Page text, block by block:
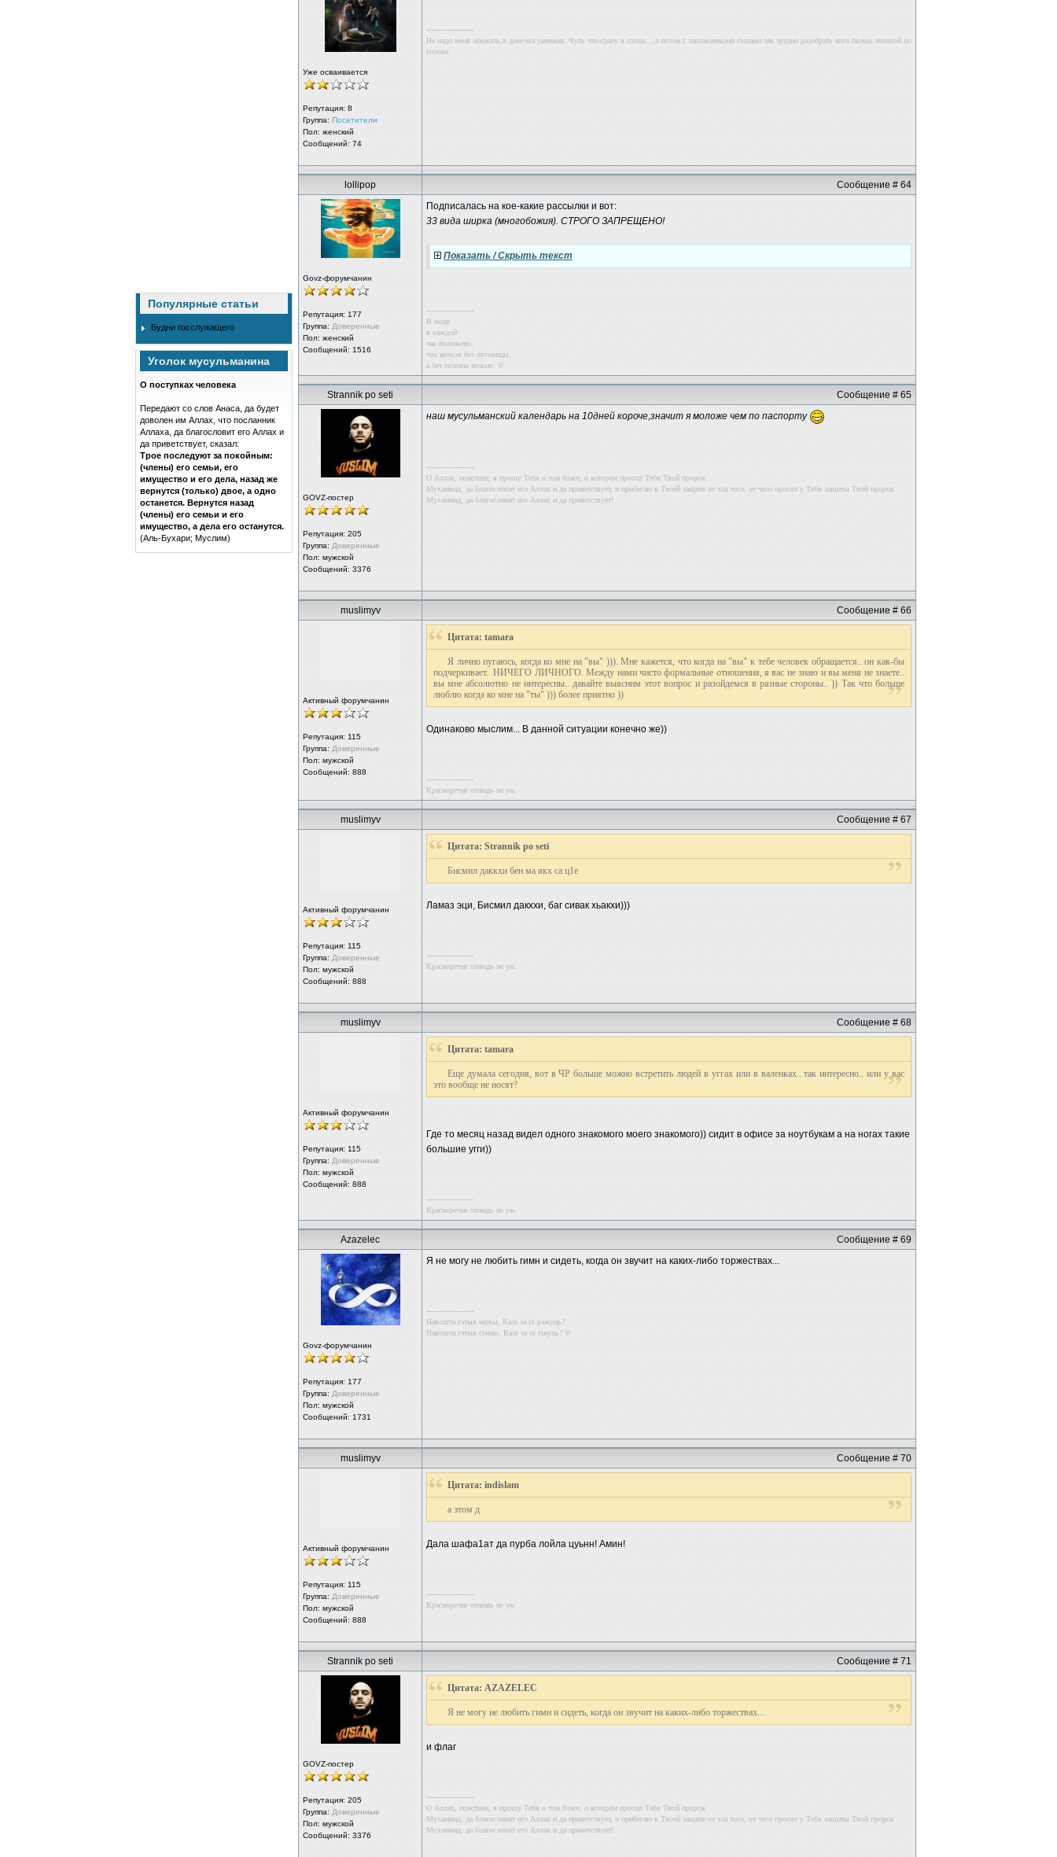
Популярные статьи
Будни госслужащего
Уголок мусульманина
О поступках человека
Передают со слов Анаса, да будет
доволен им Аллах, что посланник
Аллаха, да благословит его Аллах и
да приветствует, сказал:
Трое последуют за покойным:
(члены) его семьи, его
имущество и его дела, назад же
вернутся (только) двое, а одно
останется. Вернутся назад
(члены) его семьи и его
имущество, а дела его останутся.
(Аль-Бухари; Муслим)
Уже осваивается
Репутация: 8
Группа: Посетители
Пол: женский
Сообщений: 74
--------------------
Не надо меня обижать,я девочка ранимая. Чуть что-сразу в слезы...,а потом с заплаканными глазами так трудно разобрать кого бьешь лопатой по
голове.
lollipop Сообщение # 64
Govz-форумчанин
Репутация: 177
Группа: Доверенные
Пол: женский
Сообщений: 1516
Подписалась на кое-какие рассылки и вот:
33 вида ширка (многобожия). СТРОГО ЗАПРЕЩЕНО!
Показать / Скрыть текст
--------------------
В моде
в каждой
так положено,
что нельзя без пуговицы,
а без головы можно. ©
Strannik po seti Сообщение # 65
GOVZ-постер
Репутация: 205
Группа: Доверенные
Пол: мужской
Сообщений: 3376
наш мусульманский календарь на 10дней короче,значит я моложе чем по паспорту
--------------------
О Аллах, поистине, я прошу Тебя о том благе, о котором просил Тебя Твой пророк
Мухаммад, да благословит его Аллах и да приветствует, и прибегаю к Твоей защите от зла того, от чего просил у Тебя защиты Твой пророк
Мухаммад, да благословит его Аллах и да приветствует!
muslimyv Сообщение # 66
Активный форумчанин
Репутация: 115
Группа: Доверенные
Пол: мужской
Сообщений: 888
Цитата: tamara
Я лично пугаюсь, когда ко мне на "вы" ))). Мне кажется, что когда на "вы" к тебе человек обращается.. он как-бы
подчеркивает.. НИЧЕГО ЛИЧНОГО. Между нами чисто формальные отношения, я вас не знаю и вы меня не знаете..
вы мне абсолютно не интересны.. давайте выясним этот вопрос и разойдемся в разные стороны.. )) Так что больше
люблю когда ко мне на "ты" ))) более приятно ))
Одинаково мыслим... В данной ситуации конечно же))
--------------------
Красноречие отнюдь не ум.
muslimyv Сообщение # 67
Активный форумчанин
Репутация: 115
Группа: Доверенные
Пол: мужской
Сообщений: 888
Цитата: Strannik po seti
Бисмил даккхи бен ма якх са ц1е
Ламаз эци, Бисмил дакххи, баг сивак хьакхи)))
--------------------
Красноречие отнюдь не ум.
muslimyv Сообщение # 68
Активный форумчанин
Репутация: 115
Группа: Доверенные
Пол: мужской
Сообщений: 888
Цитата: tamara
Еще думала сегодня, вот в ЧР больше можно встретить людей в уггах или в валенках.. так интересно.. или у вас
это вообще не носят?
Где то месяц назад видел одного знакомого моего знакомого)) сидит в офисе за ноутбукам а на ногах такие
большие угги))
--------------------
Красноречие отнюдь не ум.
Azazelec Сообщение # 69
Govz-форумчанин
Репутация: 177
Группа: Доверенные
Пол: мужской
Сообщений: 1731
Я не могу не любить гимн и сидеть, когда он звучит на каких-либо торжествах...
--------------------
Навошта гэтыя межы, Калі за іх рэжуць?
Навошта гэтыя гімны, Калі за іх гінуць? ©
muslimyv Сообщение # 70
Активный форумчанин
Репутация: 115
Группа: Доверенные
Пол: мужской
Сообщений: 888
Цитата: indislam
а этом д
Дала шафа1ат да пурба лойла цуьнн! Амин!
--------------------
Красноречие отнюдь не ум.
Strannik po seti Сообщение # 71
GOVZ-постер
Репутация: 205
Группа: Доверенные
Пол: мужской
Сообщений: 3376
Цитата: AZAZELEC
Я не могу не любить гимн и сидеть, когда он звучит на каких-либо торжествах...
и флаг
--------------------
О Аллах, поистине, я прошу Тебя о том благе, о котором просил Тебя Твой пророк
Мухаммад, да благословит его Аллах и да приветствует, и прибегаю к Твоей защите от зла того, от чего просил у Тебя защиты Твой пророк
Мухаммад, да благословит его Аллах и да приветствует!